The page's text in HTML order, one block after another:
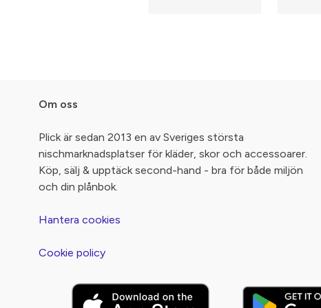
Om oss
Plick är sedan 2013 en av Sveriges största
nischmarknadsplatser för kläder, skor och accessoarer.
Köp, sälj & upptäck second-hand - bra för både miljön
och din plånbok.
Hantera cookies
Cookie policy